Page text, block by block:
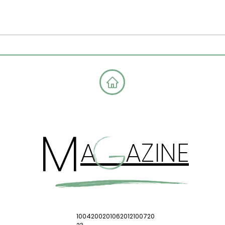
מדובר בהת
הוא
MA AZINE
1004200201062012100720